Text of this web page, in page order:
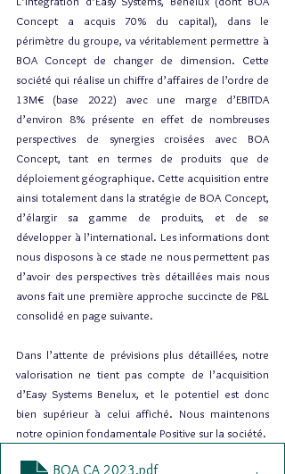
Concept a acquis 70% du capital), dans le
périmètre du groupe, va véritablement permettre à
BOA Concept de changer de dimension. Cette
société qui réalise un chiffre d’affaires de l’ordre de
13M€ (base 2022) avec une marge d’EBITDA
d’environ 8% présente en effet de nombreuses
perspectives de synergies croisées avec BOA
Concept, tant en termes de produits que de
déploiement géographique. Cette acquisition entre
ainsi totalement dans la stratégie de BOA Concept,
d’élargir sa gamme de produits, et de se
développer à l’international. Les informations dont
nous disposons à ce stade ne nous permettent pas
d’avoir des perspectives très détaillées mais nous
avons fait une première approche succincte de P&L
consolidé en page suivante.
Dans l’attente de prévisions plus détaillées, notre
valorisation ne tient pas compte de l’acquisition
d’Easy Systems Benelux, et le potentiel est donc
bien supérieur à celui affiché. Nous maintenons
notre opinion fondamentale Positive sur la société.
BOA CA 2023.pdf